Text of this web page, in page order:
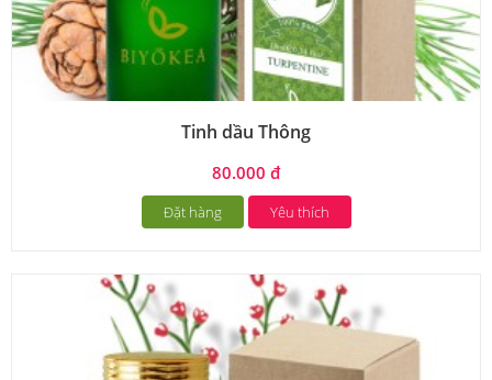
Tinh dầu Thông
80.000 đ
Đặt hàng Yêu thích